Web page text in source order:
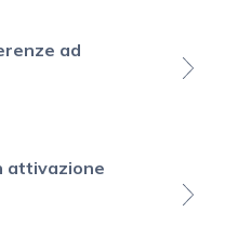
ad
attivazione